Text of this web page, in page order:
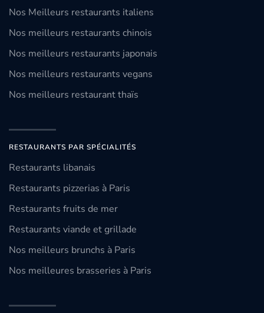
Nos Meilleurs restaurants italiens
Nos meilleurs restaurants chinois
Nos meilleurs restaurants japonais
Nos meilleurs restaurants vegans
Nos meilleurs restaurant thaïs
RESTAURANTS PAR SPÉCIALITÉS
Restaurants libanais
Restaurants pizzerias à Paris
Restaurants fruits de mer
Restaurants viande et grillade
Nos meilleurs brunchs à Paris
Nos meilleures brasseries à Paris